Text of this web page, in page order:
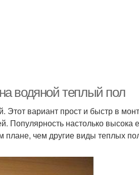
водяной теплый пол
Этот вариант прост и быстр в
Популярность настолько высока
плане, чем другие виды теплых